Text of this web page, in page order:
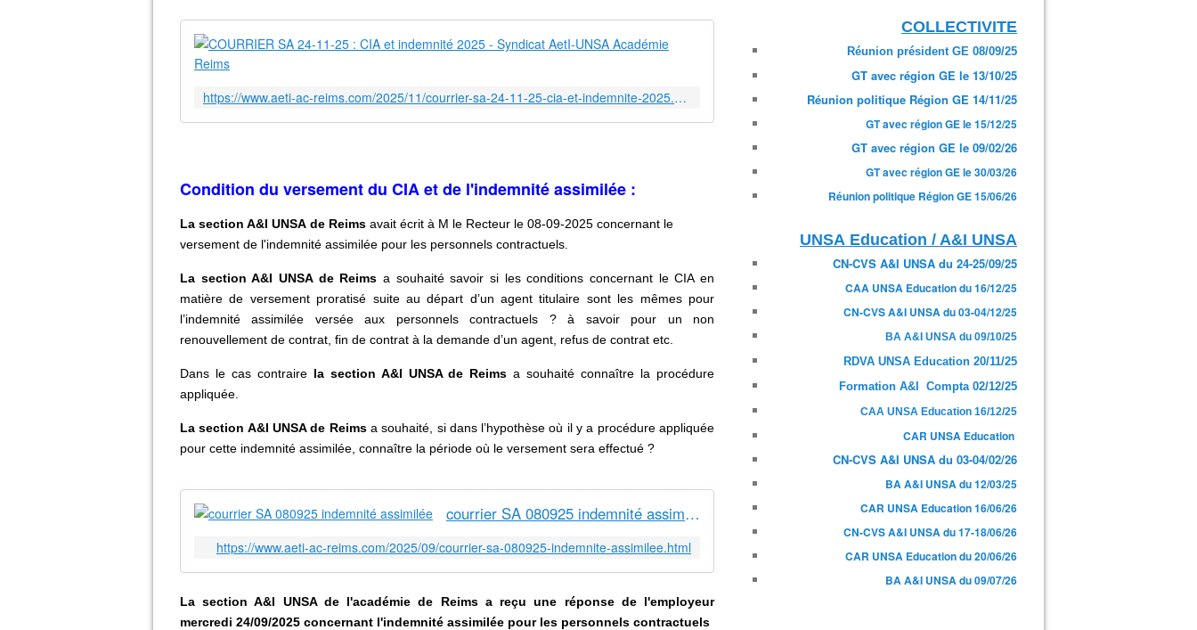
COURRIER SA 24-11-25 : CIA et indemnité 2025 - Syndicat AetI-UNSA
https://www.aeti-ac-reims.com/2025/11/courrier-sa-24-11-25-cia-et-indemnite-2025.html
Condition du versement du CIA et de l'indemnité assimilée :
La section A&I UNSA de Reims avait écrit à M le Recteur le 08-09-2025 concernant le
versement de l'indemnité assimilée pour les personnels contractuels.
La section A&I UNSA de Reims a souhaité savoir si les conditions concernant le CIA en
matière de versement proratisé suite au départ d’un agent titulaire sont les mêmes pour
l’indemnité assimilée versée aux personnels contractuels ? à savoir pour un non
renouvellement de contrat, fin de contrat à la demande d’un agent, refus de contrat etc.
Dans le cas contraire la section A&I UNSA de Reims a souhaité connaître la procédure
appliquée.
La section A&I UNSA de Reims a souhaité, si dans l’hypothèse où il y a procédure appliquée
pour cette indemnité assimilée, connaître la période où le versement sera effectué ?
courrier SA 080925 indemnité assimilée
https://www.aeti-ac-reims.com/2025/09/courrier-sa-080925-indemnite-assimilee.html
La section A&I UNSA de l'académie de Reims a reçu une réponse de l'employeur
mercredi 24/09/2025 concernant l'indemnité assimilée pour les personnels contractuels
COLLECTIVITE
Réunion président GE 08/09/25
GT avec région GE le 13/10/25
Réunion politique Région GE 14/11/25
GT avec région GE le 15/12/25
GT avec région GE le 09/02/26
GT avec région GE le 30/03/26
Réunion politique Région GE 15/06/26
UNSA Education / A&I UNSA
CN-CVS A&I UNSA du 24-25/09/25
CAA UNSA Education du 16/12/25
CN-CVS A&I UNSA du 03-04/12/25
BA A&I UNSA du 09/10/25
RDVA UNSA Education 20/11/25
Formation A&I Compta 02/12/25
CAA UNSA Education 16/12/25
CAR UNSA Education
CN-CVS A&I UNSA du 03-04/02/26
BA A&I UNSA du 12/03/25
CAR UNSA Education 16/06/26
CN-CVS A&I UNSA du 17-18/06/26
CAR UNSA Education du 20/06/26
BA A&I UNSA du 09/07/26